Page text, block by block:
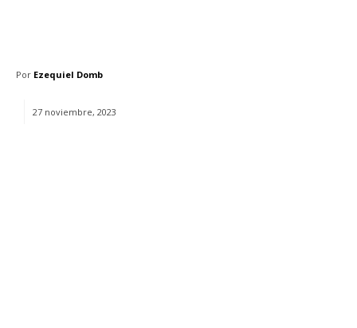
Por Ezequiel Domb
27 noviembre, 2023